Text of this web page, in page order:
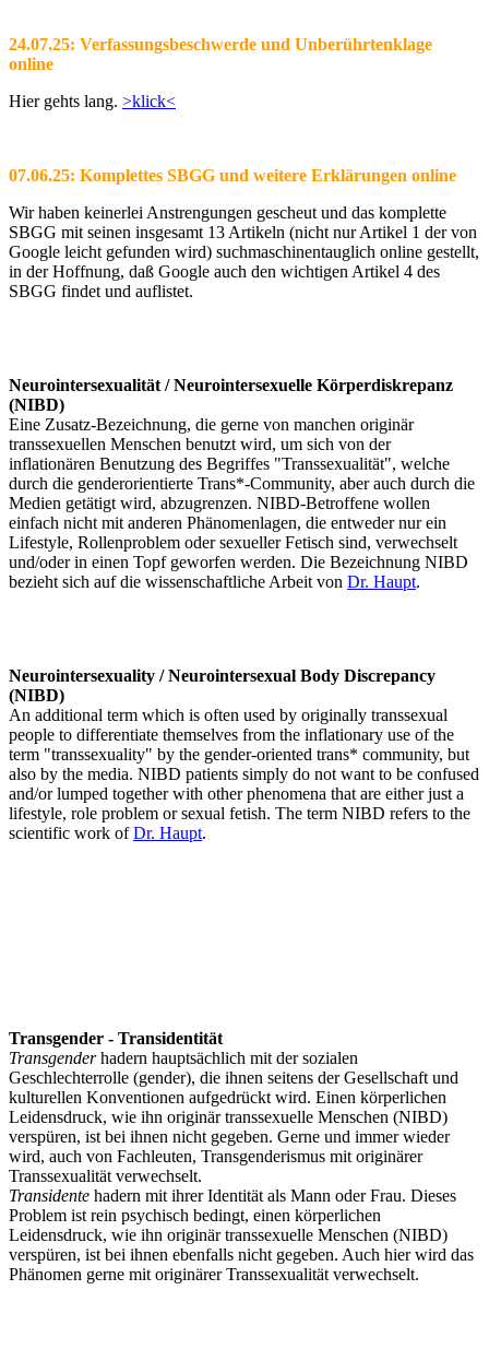
24.07.25: Verfassungsbeschwerde und Unberührtenklage
online
Hier gehts lang. >klick<
07.06.25: Komplettes SBGG und weitere Erklärungen online
Wir haben keinerlei Anstrengungen gescheut und das komplette
SBGG mit seinen insgesamt 13 Artikeln (nicht nur Artikel 1 der von
Google leicht gefunden wird) suchmaschinentauglich online gestellt,
in der Hoffnung, daß Google auch den wichtigen Artikel 4 des
SBGG findet und auflistet.
Neurointersexualität / Neurointersexuelle Körperdiskrepanz
(NIBD)
Eine Zusatz-Bezeichnung, die gerne von manchen originär
transsexuellen Menschen benutzt wird, um sich von der
inflationären Benutzung des Begriffes "Transsexualität", welche
durch die genderorientierte Trans*-Community, aber auch durch die
Medien getätigt wird, abzugrenzen. NIBD-Betroffene wollen
einfach nicht mit anderen Phänomenlagen, die entweder nur ein
Lifestyle, Rollenproblem oder sexueller Fetisch sind, verwechselt
und/oder in einen Topf geworfen werden. Die Bezeichnung NIBD
bezieht sich auf die wissenschaftliche Arbeit von Dr. Haupt.
Neurointersexuality / Neurointersexual Body Discrepancy
(NIBD)
An additional term which is often used by originally transsexual
people to differentiate themselves from the inflationary use of the
term "transsexuality" by the gender-oriented trans* community, but
also by the media. NIBD patients simply do not want to be confused
and/or lumped together with other phenomena that are either just a
lifestyle, role problem or sexual fetish. The term NIBD refers to the
scientific work ofDr. Haupt.
Transgender - Transidentität
Transgenderhadern hauptsächlich mit der sozialen
Geschlechterrolle (gender), die ihnen seitens der Gesellschaft und
kulturellen Konventionen aufgedrückt wird. Einen körperlichen
Leidensdruck, wie ihn originär transsexuelle Menschen (NIBD)
verspüren, ist bei ihnen nicht gegeben. Gerne und immer wieder
wird, auch von Fachleuten, Transgenderismus mit originärer
Transsexualität verwechselt.
Transidente hadern mit ihrer Identität als Mann oder Frau. Dieses
Problem ist rein psychisch bedingt, einen körperlichen
Leidensdruck, wie ihn originär transsexuelle Menschen (NIBD)
verspüren, ist bei ihnen ebenfalls nicht gegeben. Auch hier wird das
Phänomen gerne mit originärer Transsexualität verwechselt.